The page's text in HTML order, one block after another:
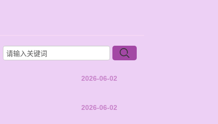
2026-06-02
2026-06-02